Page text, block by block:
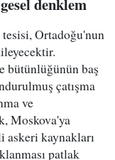
denklem
Ortadoğu'nun
bütünlüğünün baş
çatışma
ve
Moskova'ya
askeri kaynakları
patlak